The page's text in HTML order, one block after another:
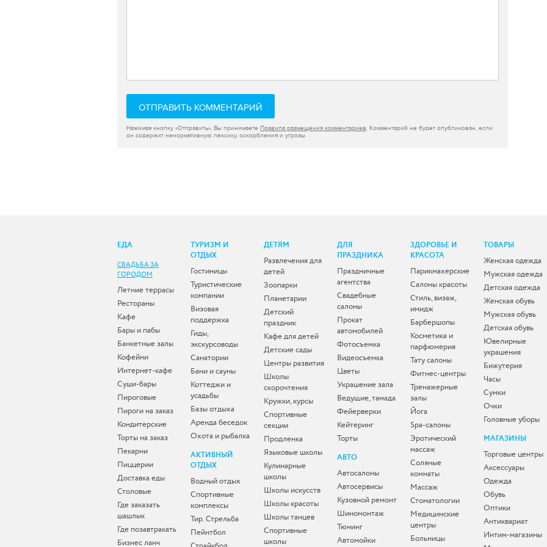
ОТПРАВИТЬ КОММЕНТАРИЙ
Нажимая кнопку «Отправить», Вы принимаете Правила размещения комментариев. Комментарий не будет опубликован, если
он содержит ненормативную лексику, оскорбления и угрозы
ЕДА
СВАДЬБА ЗА
ГОРОДОМ
Летние террасы
Рестораны
Кафе
Бары и пабы
Банкетные залы
Кофейни
Интернет-кафе
Суши-бары
Пироговые
Пироги на заказ
Кондитерские
Торты на заказ
Пекарни
Пиццерии
Доставка еды
Столовые
Где заказать
шашлык
Где позавтракать
Бизнес ланч
ТУРИЗМ И
ОТДЫХ
Гостиницы
Туристические
компании
Визовая
поддержка
Гиды,
экскурсоводы
Санатории
Бани и сауны
Коттеджи и
усадьбы
Базы отдыха
Аренда беседок
Охота и рыбалка
АКТИВНЫЙ
ОТДЫХ
Водный отдых
Спортивные
комплексы
Тир. Стрельба
Пейнтбол
ДЕТЯМ
Развлечения для
детей
Зоопарки
Планетарии
Детский
праздник
Кафе для детей
Детские сады
Центры развития
Школы
скорочтения
Кружки, курсы
Спортивные
секции
Продленка
Языковые школы
Кулинарные
школы
Школы искусств
Школы красоты
Школы танцев
Спортивные
школы
ДЛЯ
ПРАЗДНИКА
Праздничные
агентства
Свадебные
салоны
Прокат
автомобилей
Фотосъемка
Видеосъемка
Цветы
Украшение зала
Ведущие, тамада
Фейерверки
Кейтеринг
Торты
АВТО
Автосалоны
Автосервисы
Кузовной ремонт
Шиномонтаж
Тюнинг
Автомойки
ЗДОРОВЬЕ И
КРАСОТА
Парикмахерские
Салоны красоты
Стиль, визаж,
имидж
Барбершопы
Косметика и
парфюмерия
Тату салоны
Фитнес-центры
Тренажерные
залы
Йога
Spa-салоны
Эротический
массаж
Соляные
комнаты
Массаж
Стоматологии
Медицинские
центры
Больницы
ТОВАРЫ
Женская одежда
Мужская одежда
Детская одежда
Женская обувь
Мужская обувь
Детская обувь
Ювелирные
украшения
Бижутерия
Часы
Сумки
Очки
Головные уборы
МАГАЗИНЫ
Торговые центры
Аксессуары
Одежда
Обувь
Оптики
Антиквариат
Интим-магазины